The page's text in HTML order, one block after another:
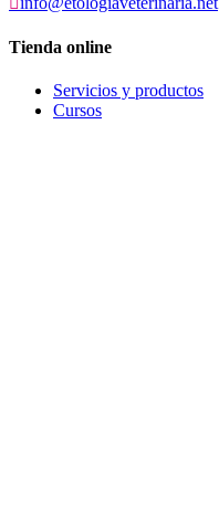
Tienda online
Servicios y productos
Cursos